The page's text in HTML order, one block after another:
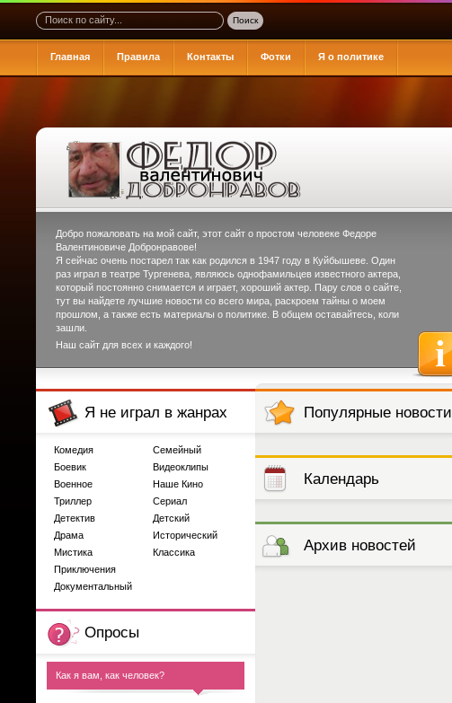
Главная Правила Контакты Фотки Я о политике
Добро пожаловать на мой сайт, этот сайт о простом человекеФедоре
Валентиновиче Добронравове!
Я сейчас очень постарел так как родился в 1947 году в Куйбышеве. Один
раз играл в театре Тургенева, являюсь однофамильцев известного актера,
который постоянно снимается и играет, хороший актер. Пару слов о сайте,
тут вы найдете лучшие новости со всего мира, раскроем тайны о моем
прошлом, а также есть материалы о политике. В общем оставайтесь, коли
зашли.
Наш сайт для всех и каждого!
Я не играл в жанрах
Комедия
Боевик
Военное
Триллер
Детектив
Драма
Мистика
Приключения
Документальный
Семейный
Видеоклипы
Наше Кино
Сериал
Детский
Исторический
Классика
Опросы
Как я вам, как человек?
Популярные новости
Календарь
выступлений
Архив новостей